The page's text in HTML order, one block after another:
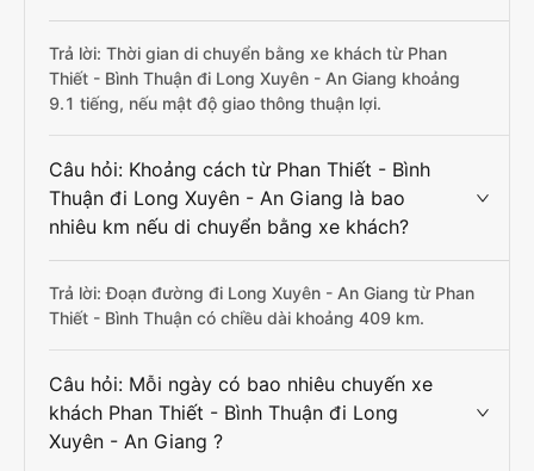
Trả lời: Thời gian di chuyển bằng xe khách từ Phan
Thiết - Bình Thuận đi Long Xuyên - An Giang khoảng
9.1 tiếng, nếu mật độ giao thông thuận lợi.
Câu hỏi: Khoảng cách từ Phan Thiết - Bình
Thuận đi Long Xuyên - An Giang là bao
nhiêu km nếu di chuyển bằng xe khách?
Trả lời: Đoạn đường đi Long Xuyên - An Giang từ Phan
Thiết - Bình Thuận có chiều dài khoảng 409 km.
Câu hỏi: Mỗi ngày có bao nhiêu chuyến xe
khách Phan Thiết - Bình Thuận đi Long
Xuyên - An Giang ?